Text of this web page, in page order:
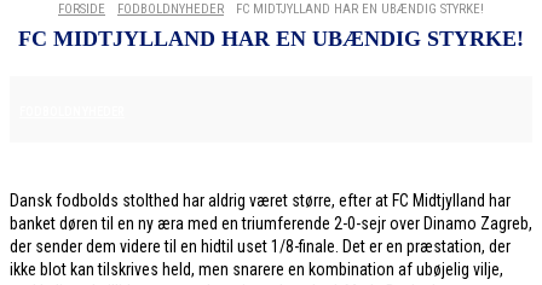
FORSIDE FODBOLDNYHEDER FC MIDTJYLLAND HAR EN UBÆNDIG STYRKE!
FC MIDTJYLLAND HAR EN UBÆNDIG STYRKE!
Dansk fodbolds stolthed har aldrig været større, efter at FC Midtjylland har
banket døren til en ny æra med en triumferende 2-0-sejr over Dinamo Zagreb,
der sender dem videre til en hidtil uset 1/8-finale. Det er en præstation, der
ikke blot kan tilskrives held, men snarere en kombination af ubøjelig vilje,